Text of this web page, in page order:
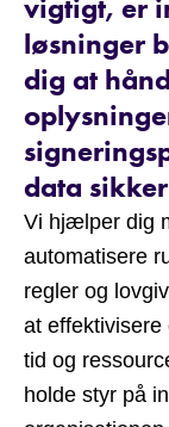
vigtigt, er
løsninger
dig at
data
Vi hjælper dig
automatisere
regler og
at effektivisere
tid og
holde styr på